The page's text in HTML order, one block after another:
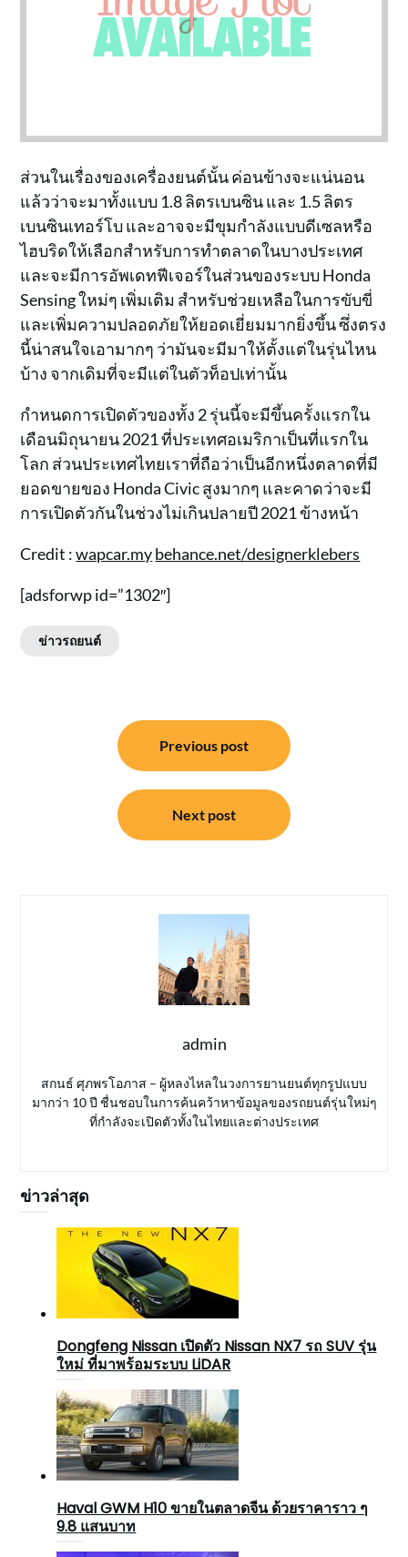
ส่วนในเรื่องของเครื่องยนต์นั้น ค่อนข้างจะแน่นอน
แล้วว่าจะมาทั้งแบบ 1.8 ลิตรเบนซิน และ 1.5 ลิตร
เบนซินเทอร์โบ และอาจจะมีขุมกำลังแบบดีเซลหรือ
ไฮบริดให้เลือกสำหรับการทำตลาดในบางประเทศ
และจะมีการอัพเดทฟีเจอร์ในส่วนของระบบ Honda
Sensing ใหม่ๆ เพิ่มเติม สำหรับช่วยเหลือในการขับขี่
และเพิ่มความปลอดภัยให้ยอดเยี่ยมมากยิ่งขึ้น ซึ่งตรง
นี้น่าสนใจเอามากๆ ว่ามันจะมีมาให้ตั้งแต่ในรุ่นไหน
บ้าง จากเดิมที่จะมีแต่ในตัวท็อปเท่านั้น
กำหนดการเปิดตัวของทั้ง 2 รุ่นนี้จะมีขึ้นครั้งแรกใน
เดือนมิถุนายน 2021 ที่ประเทศอเมริกาเป็นที่แรกใน
โลก ส่วนประเทศไทยเราที่ถือว่าเป็นอีกหนึ่งตลาดที่มี
ยอดขายของ Honda Civic สูงมากๆ และคาดว่าจะมี
การเปิดตัวกันในช่วงไม่เกินปลายปี 2021 ข้างหน้า
Credit :wapcar.mybehance.net/designerklebers
[adsforwp id=”1302″]
ข่าวรถยนต์
Previous post
Next post
admin
สกนธ์ ศุภพรโอภาส – ผู้หลงไหลในวงการยานยนต์ทุกรูปแบบ
มากว่า 10 ปี ชื่นชอบในการค้นคว้าหาข้อมูลของรถยนต์รุ่นใหม่ๆ
ที่กำลังจะเปิดตัวทั้งในไทยและต่างประเทศ
ข่าวล่าสุด
Dongfeng Nissan เปิดตัว Nissan NX7 รถ SUV รุ่น
ใหม่ ที่มาพร้อมระบบ LiDAR
Haval GWM H10 ขายในตลาดจีน ด้วยราคาราว ๆ
9.8 แสนบาท